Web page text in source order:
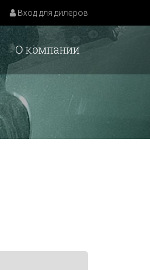
Вход для дилеров
О компании